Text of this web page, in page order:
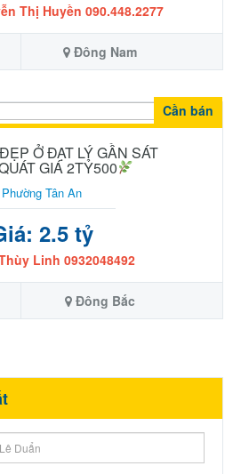
Thị Huyền 090.448.2277
Đông Nam
Cần bán
Ở ĐẠT LÝ GẦN SÁT
GIÁ 2TỶ500
Phường Tân An
2.5 tỷ
Linh 0932048492
Đông Bắc